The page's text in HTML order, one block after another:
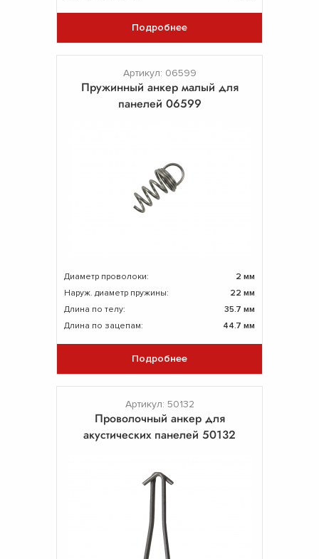
Подробнее
Артикул: 06599
Пружинный анкер малый для
панелей 06599
Диаметр проволоки:
2 мм
Наруж. диаметр пружины:
22 мм
Длина по телу:
35.7 мм
Длина по зацепам:
44.7 мм
Подробнее
Артикул: 50132
Проволочный анкер для
акустических панелей 50132